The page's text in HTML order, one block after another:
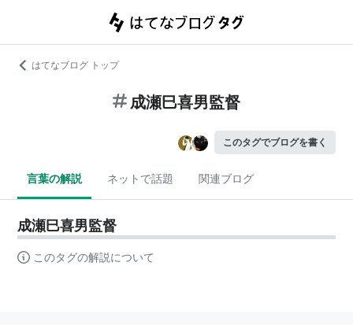
はてなブログ トップ
成瀬巳喜男監督
このタグでブログを書く
言葉の解説 ネットで話題 関連ブログ
成瀬巳喜男監督
このタグの解説について